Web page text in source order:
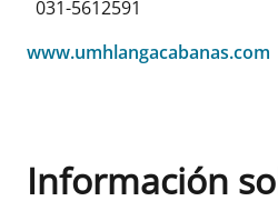
031-5612591
www.umhlangacabanas.com
Información